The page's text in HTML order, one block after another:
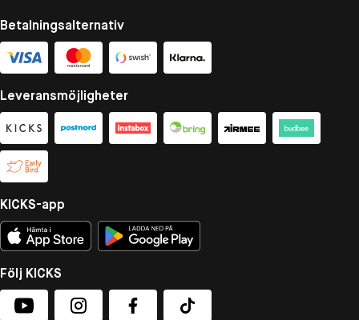
Betalningsalternativ
Leveransmöjligheter
KICKS-app
Följ KICKS